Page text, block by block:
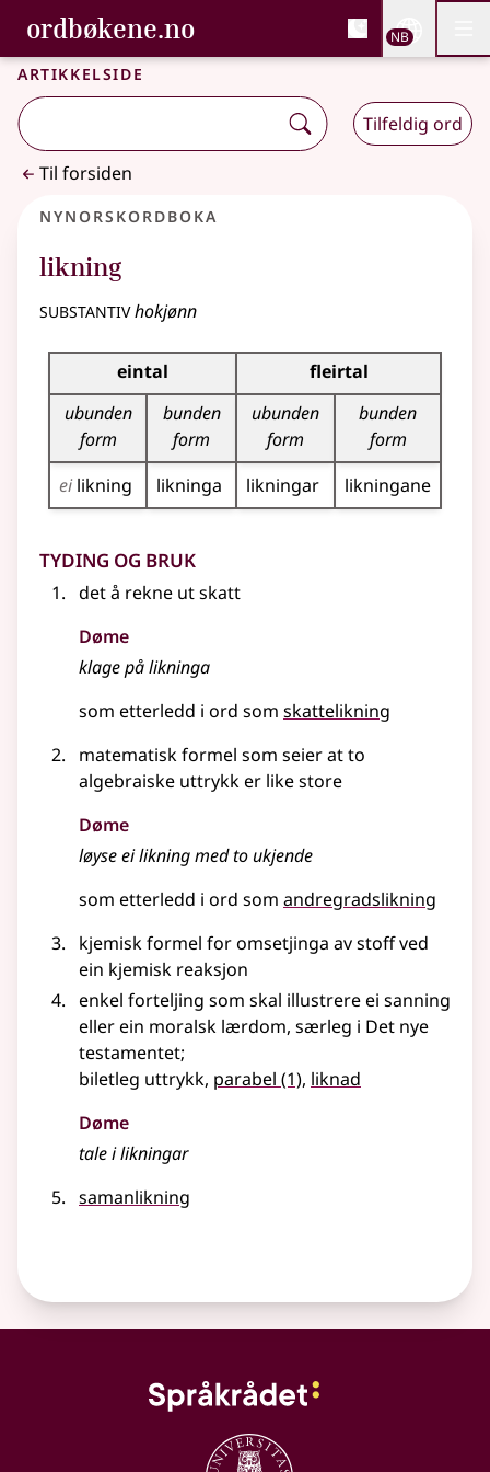
Gå til hovedinnhold
Tilgjengelighet
ordbøkene.no, Bokmålsordboka og
Bokmålsordboka og Nynorskordboka
NB
Artikkelside
Tilfeldig ord
Til forsiden
Nynorskordboka
likning
substantivhokjønn
Bøyningstabell for dette substantivet
eintal
fleirtal
ubunden
form
bunden
form
ubunden
form
bunden
form
ei likning likninga likningar likningane
Tyding og bruk
det å rekne ut skatt
Døme
klage på likninga
som etterledd i ord som skattelikning
matematisk formel som seier at to
algebraiske uttrykk er like store
Døme
løyse ei likning med to ukjende
som etterledd i ord som andregradslikning
kjemisk formel for omsetjinga av stoff ved
ein kjemisk reaksjon
enkel forteljing som skal illustrere ei sanning
ellerein moralsk lærdom, særleg i Det nye
testamentet;
biletleg uttrykk, parabel (1), liknad
Døme
tale i likningar
samanlikning